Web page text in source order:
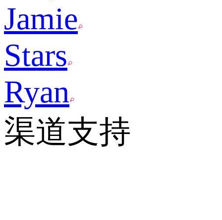
Jamie
Stars
Ryan
渠道支持